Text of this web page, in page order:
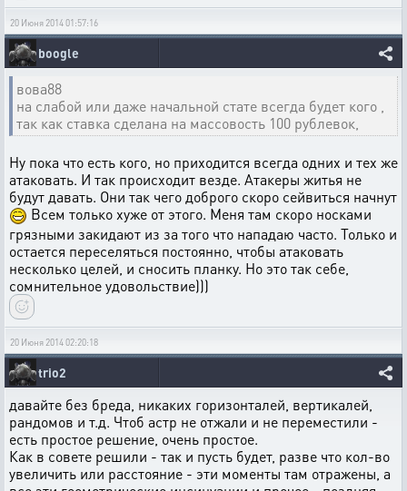
20 Июня 2014 01:57:16
boogle
вова88
на слабой или даже начальной стате всегда будет кого ,
так как ставка сделана на массовость 100 рублевок,
Ну пока что есть кого, но приходится всегда одних и тех же
атаковать. И так происходит везде. Атакеры житья не
будут давать. Они так чего доброго скоро сейвиться начнут
Всем только хуже от этого. Меня там скоро носками
грязными закидают из за того что нападаю часто. Только и
остается переселяться постоянно, чтобы атаковать
несколько целей, и сносить планку. Но это так себе,
сомнительное удовольствие)))
20 Июня 2014 02:20:18
trio2
давайте без бреда, никаких горизонталей, вертикалей,
рандомов и т.д. Чтоб астр не отжали и не переместили -
есть простое решение, очень простое.
Как в совете решили - так и пусть будет, разве что кол-во
увеличить или расстояние - эти моменты там отражены, а